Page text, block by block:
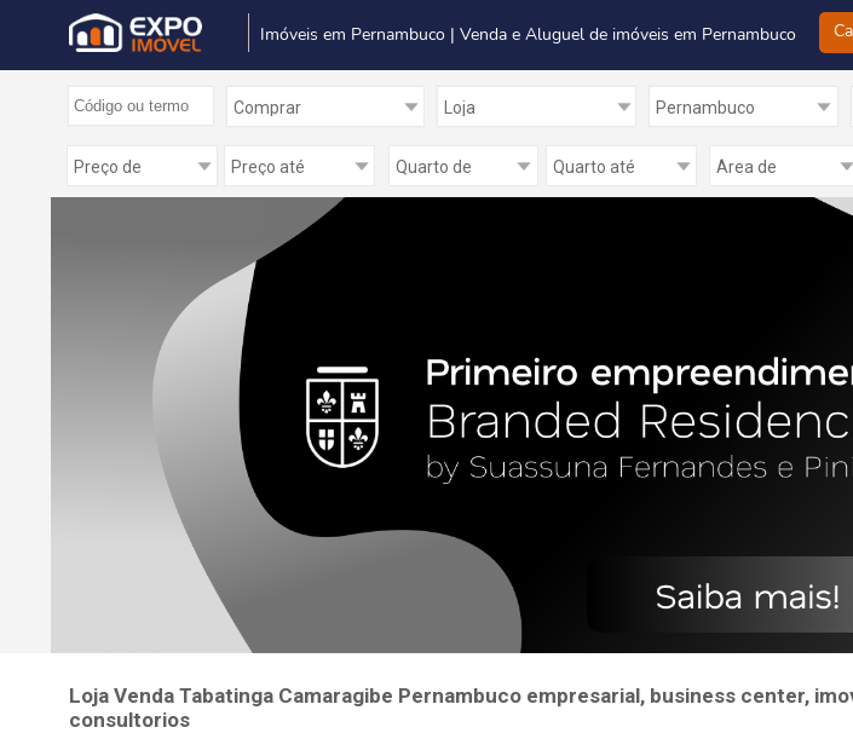
Imóveis em Pernambuco | Venda e Aluguel de imóveis em Pernambuco
Loja Venda Tabatinga Camaragibe Pernambuco empresarial, business center,
consultorios